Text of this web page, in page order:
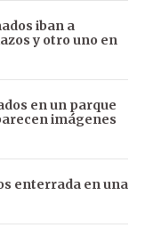
iban a
y otro uno en
en un parque
imágenes
enterrada en una